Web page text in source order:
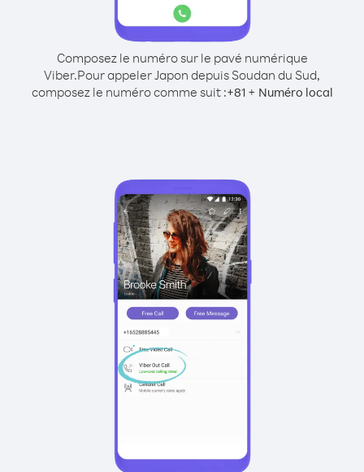
Composez le numéro sur le pavé numérique
Viber.Pour appeler Japon depuis Soudan du Sud,
composez le numéro comme suit :+81+ Numéro local